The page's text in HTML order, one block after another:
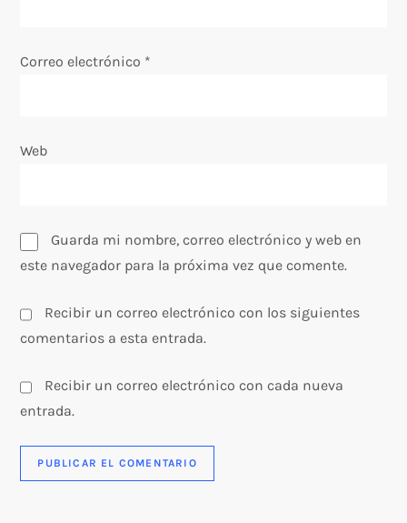
r
Correo electrónico *
Web
Guarda mi nombre, correo electrónico y web en
este navegador para la próxima vez que comente.
Recibir un correo electrónico con los siguientes
comentarios a esta entrada.
Recibir un correo electrónico con cada nueva
entrada.